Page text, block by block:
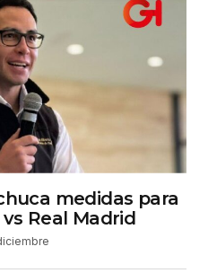
medidas para
Real Madrid